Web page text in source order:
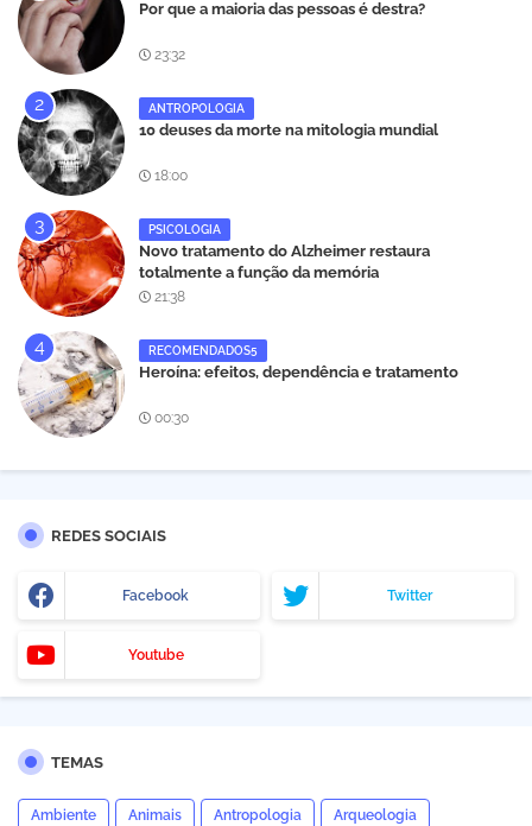
Por que a maioria das pessoas é destra?
23:32
ANTROPOLOGIA
10 deuses da morte na mitologia mundial
18:00
PSICOLOGIA
Novo tratamento do Alzheimer restaura
totalmente a função da memória
21:38
RECOMENDADOS5
Heroína: efeitos, dependência e tratamento
00:30
REDES SOCIAIS
Facebook Twitter
Youtube
TEMAS
Ambiente Animais Antropologia Arqueologia